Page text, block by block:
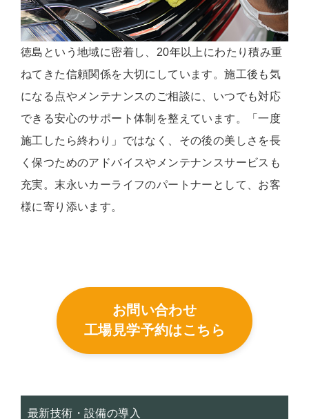
徳島という地域に密着し、20年以上にわたり積み重
ねてきた信頼関係を大切にしています。施工後も気
になる点やメンテナンスのご相談に、いつでも対応
できる安心のサポート体制を整えています。「一度
施工したら終わり」ではなく、その後の美しさを長
く保つためのアドバイスやメンテナンスサービスも
充実。末永いカーライフのパートナーとして、お客
様に寄り添います。
お問い合わせ
工場見学予約はこちら
最新技術・設備の導入